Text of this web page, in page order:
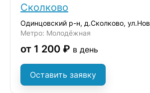
Сколково
Одинцовский р-н, д.Сколково,
Метро: Молодёжная
от 1 200 ₽ в день
Оставить заявку